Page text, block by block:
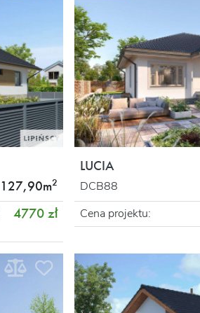
127,90m2
4770 zł
LUCIA
DCB88
Cena projektu: